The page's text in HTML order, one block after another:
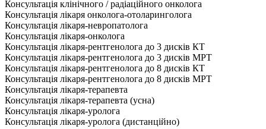
Консультація клінічного / радіаційного онколога
Консультація лікаря онколога-отоларинголога
Консультація лікаря-невропатолога
Консультація лікаря-онколога
Консультація лікаря-рентгенолога до 3 дисків КТ
Консультація лікаря-рентгенолога до 3 дисків МРТ
Консультація лікаря-рентгенолога до 8 дисків КТ
Консультація лікаря-рентгенолога до 8 дисків МРТ
Консультація лікаря-терапевта
Консультація лікаря-терапевта (усна)
Консультація лікаря-уролога
Консультація лікаря-уролога (дистанційно)